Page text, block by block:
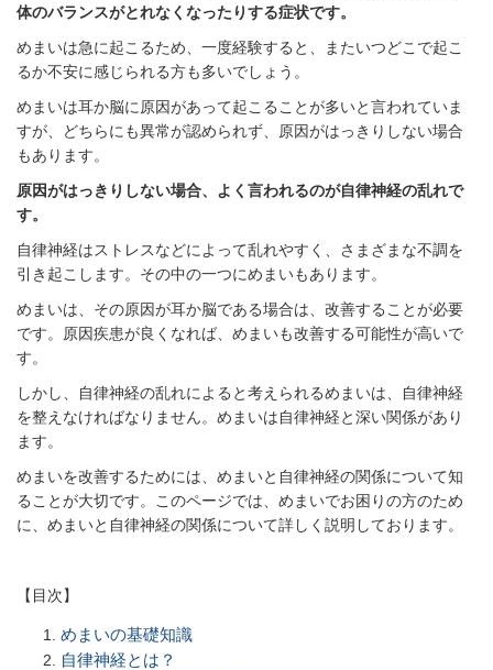
体のバランスがとれなくなったりする症状です。
めまいは急に起こるため、一度経験すると、またいつどこで起こ
るか不安に感じられる方も多いでしょう。
めまいは耳か脳に原因があって起こることが多いと言われていま
すが、どちらにも異常が認められず、原因がはっきりしない場合
もあります。
原因がはっきりしない場合、よく言われるのが自律神経の乱れで
す。
自律神経はストレスなどによって乱れやすく、さまざまな不調を
引き起こします。その中の一つにめまいもあります。
めまいは、その原因が耳か脳である場合は、改善することが必要
です。原因疾患が良くなれば、めまいも改善する可能性が高いで
す。
しかし、自律神経の乱れによると考えられるめまいは、自律神経
を整えなければなりません。めまいは自律神経と深い関係があり
ます。
めまいを改善するためには、めまいと自律神経の関係について知
ることが大切です。このページでは、めまいでお困りの方のため
に、めまいと自律神経の関係について詳しく説明しております。
【目次】
めまいの基礎知識
自律神経とは？